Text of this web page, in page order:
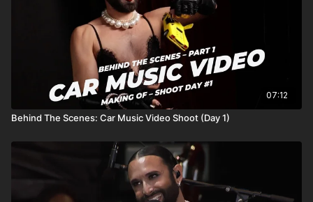
07:12
Behind The Scenes: Car Music Video Shoot (Day 1)